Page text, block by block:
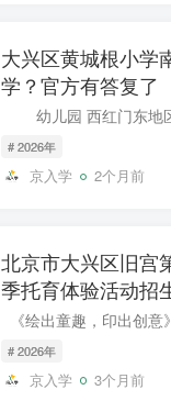
大兴区黄城根小学
学？官方有答复了
# 2026年
京入学 2个月前
北京市大兴区旧宫
季托育体验活动招
# 2026年
京入学 3个月前